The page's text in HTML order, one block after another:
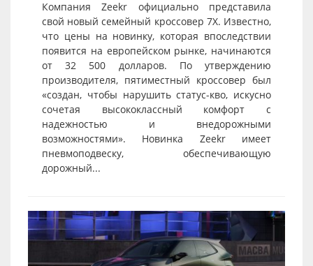
Компания Zeekr официально представила
свой новый семейный кроссовер 7X. Известно,
что цены на новинку, которая впоследствии
появится на европейском рынке, начинаются
от 32 500 долларов. По утверждению
производителя, пятиместный кроссовер был
«создан, чтобы нарушить статус-кво, искусно
сочетая высококлассный комфорт с
надежностью и внедорожными
возможностями». Новинка Zeekr имеет
пневмоподвеску, обеспечивающую
дорожный...